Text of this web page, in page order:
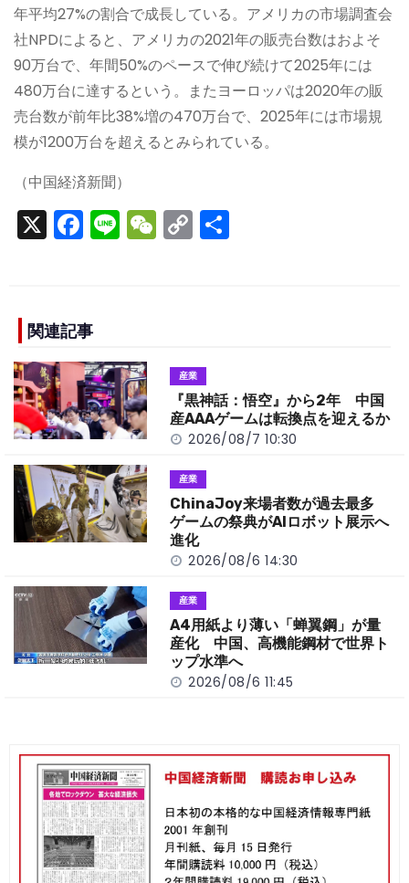
年平均27%の割合で成長している。アメリカの市場調査会
社NPDによると、アメリカの2021年の販売台数はおよそ
90万台で、年間50%のペースで伸び続けて2025年には
480万台に達するという。またヨーロッパは2020年の販
売台数が前年比38%増の470万台で、2025年には市場規
模が1200万台を超えるとみられている。
（中国経済新聞）
X F
a
e
b
o
o
k
Li
n
W
e
C
o
n
k
関連記事
産業
『黒神話：悟空』から2年 中国
産AAAゲームは転換点を迎えるか
2026/08/7 10:30
産業
ChinaJoy来場者数が過去最多
ゲームの祭典がAIロボット展示へ
進化
2026/08/6 14:30
産業
A4用紙より薄い「蝉翼鋼」が量
産化 中国、高機能鋼材で世界ト
ップ水準へ
2026/08/6 11:45